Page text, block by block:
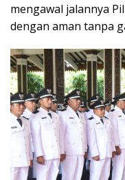
mengawal jalannya
dengan aman tanpa